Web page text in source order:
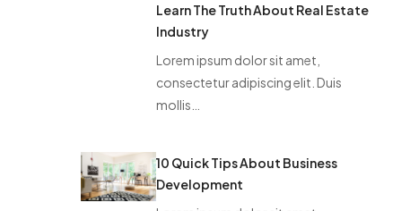
Learn The Truth About Real Estate
Industry
Lorem ipsum dolor sit amet,
consectetur adipiscing elit. Duis
mollis…
10 Quick Tips About Business
Development